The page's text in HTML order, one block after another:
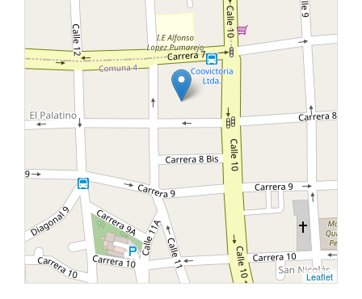
Leaflet